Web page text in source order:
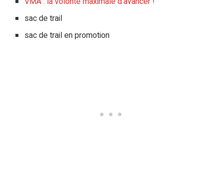
sac de trail
sac de trail en promotion